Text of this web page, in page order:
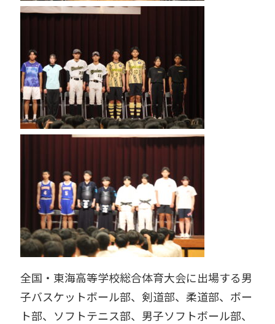
全国・東海高等学校総合体育大会に出場する男
子バスケットボール部、剣道部、柔道部、ボー
ト部、ソフトテニス部、男子ソフトボール部、